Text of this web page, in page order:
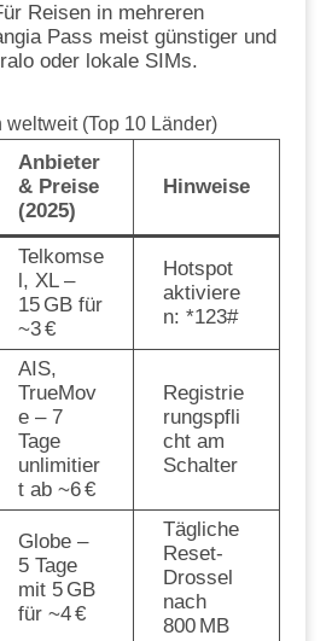
Reisen in mehreren
Pass meist günstiger und
oder lokale SIMs.
weltweit (Top 10 Länder)
Anbieter
& Preise
(2025)
Hinweise
Telkomse
l, XL –
15 GB für
~3 €
Hotspot
aktiviere
n: *123#
AIS,
TrueMov
e – 7
Tage
unlimitier
t ab ~6 €
Registrie
rungspfli
cht am
Schalter
Globe –
5 Tage
mit 5 GB
für ~4 €
Tägliche
Reset-
Drossel
nach
800 MB